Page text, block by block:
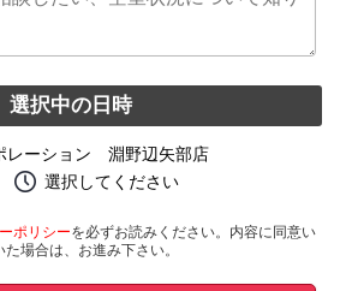
選択中の日時
レーション 淵野辺矢部店
選択してください
ポリシーを必ずお読みください。内容に同意い
た場合は、お進み下さい。